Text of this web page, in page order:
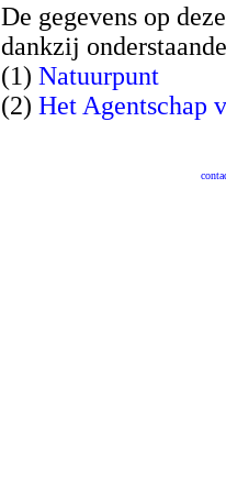
De gegevens op
dankzij
(1) Natuurpunt
(2) Het Agentschap